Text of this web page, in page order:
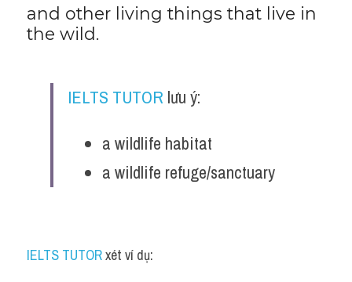
Ngân hàng đề thi máy
IELTS Advice
Speaking
and other living things that live in
the wild.
IELTS TUTOR lưu ý:
a wildlife habitat
a wildlife refuge/sanctuary
IELTS TUTOR xét ví dụ: